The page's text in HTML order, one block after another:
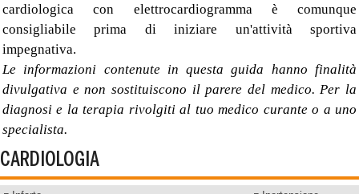
cardiologica con elettrocardiogramma è comunque
consigliabile prima di iniziare un'attività sportiva
impegnativa.
Le informazioni contenute in questa guida hanno finalità
divulgativa e non sostituiscono il parere del medico. Per la
diagnosi e la terapia rivolgiti al tuo medico curante o a uno
specialista.
CARDIOLOGIA